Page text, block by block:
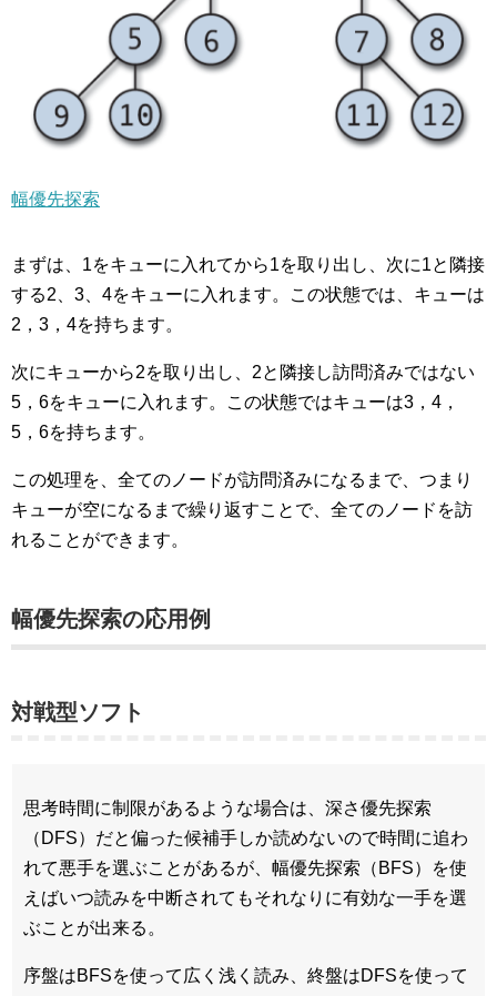
幅優先探索
まずは、1をキューに入れてから1を取り出し、次に1と隣接
する2、3、4をキューに入れます。この状態では、キューは
2，3，4を持ちます。
次にキューから2を取り出し、2と隣接し訪問済みではない
5，6をキューに入れます。この状態ではキューは3，4，
5，6を持ちます。
この処理を、全てのノードが訪問済みになるまで、つまり
キューが空になるまで繰り返すことで、全てのノードを訪
れることができます。
幅優先探索の応用例
対戦型ソフト
思考時間に制限があるような場合は、深さ優先探索
（DFS）だと偏った候補手しか読めないので時間に追わ
れて悪手を選ぶことがあるが、幅優先探索（BFS）を使
えばいつ読みを中断されてもそれなりに有効な一手を選
ぶことが出来る。
序盤はBFSを使って広く浅く読み、終盤はDFSを使って